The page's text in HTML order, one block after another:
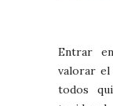
Entrar
valorar
todos